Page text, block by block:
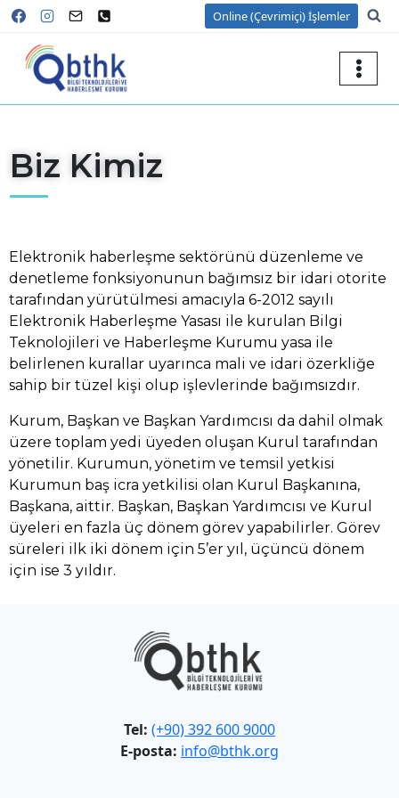
Online (Çevrimiçi) İşlemler
Biz Kimiz
Elektronik haberleşme sektörünü düzenleme ve
denetleme fonksiyonunun bağımsız bir idari otorite
tarafından yürütülmesi amacıyla 6-2012 sayılı
Elektronik Haberleşme Yasası ile kurulan Bilgi
Teknolojileri ve Haberleşme Kurumu yasa ile
belirlenen kurallar uyarınca mali ve idari özerkliğe
sahip bir tüzel kişi olup işlevlerinde bağımsızdır.
Kurum, Başkan ve Başkan Yardımcısı da dahil olmak
üzere toplam yedi üyeden oluşan Kurul tarafından
yönetilir. Kurumun, yönetim ve temsil yetkisi
Kurumun baş icra yetkilisi olan Kurul Başkanına,
Başkana, aittir. Başkan, Başkan Yardımcısı ve Kurul
üyeleri en fazla üç dönem görev yapabilirler. Görev
süreleri ilk iki dönem için 5’er yıl, üçüncü dönem
için ise 3 yıldır.
Tel: (+90) 392 600 9000
E-posta: info@bthk.org